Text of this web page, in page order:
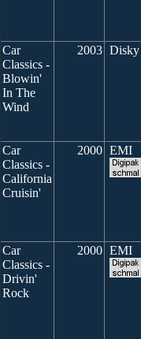
Car
Classics -
Blowin'
In The
Wind
2003 Disky
Car
Classics -
California
Cruisin'
2000 EMI
Car
Classics -
Drivin'
Rock
2000 EMI